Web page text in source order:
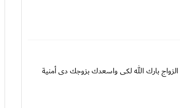
بارك الله لكى واسعدك بزوجك دى أمنية